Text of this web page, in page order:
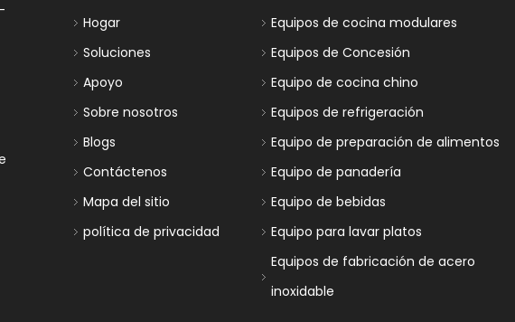
Hogar
Soluciones
Apoyo
Sobre nosotros
Blogs
Contáctenos
Mapa del sitio
política de privacidad
Equipos de cocina modulares
Equipos de Concesión
Equipo de cocina chino
Equipos de refrigeración
Equipo de preparación de alimentos
Equipo de panadería
Equipo de bebidas
Equipo para lavar platos
Equipos de fabricación de acero
inoxidable